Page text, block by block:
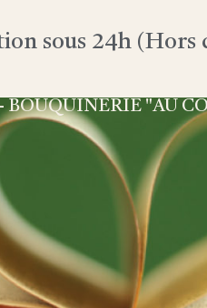
sous 24h (Hors
BOUQUINERIE "AU